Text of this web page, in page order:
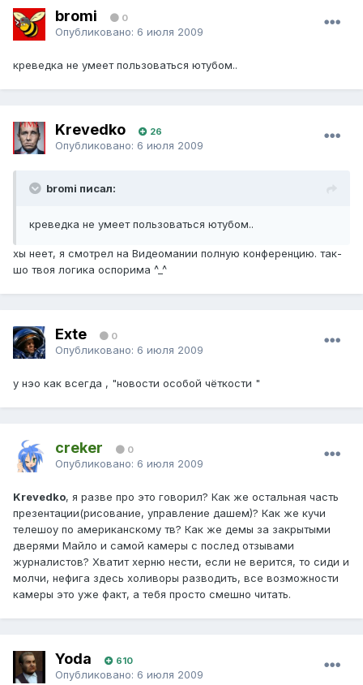
bromi 0
Опубликовано: 6 июля 2009
креведка не умеет пользоваться ютубом..
Krevedko 26
Опубликовано: 6 июля 2009
bromi писал:
креведка не умеет пользоваться ютубом..
хы неет, я смотрел на Видеомании полную конференцию. так-
шо твоя логика оспорима ^_^
Exte 0
Опубликовано: 6 июля 2009
у нэо как всегда , "новости особой чёткости "
creker 0
Опубликовано: 6 июля 2009
Krevedko, я разве про это говорил? Как же остальная часть
презентации(рисование, управление дашем)? Как же кучи
телешоу по американскому тв? Как же демы за закрытыми
дверями Майло и самой камеры с послед отзывами
журналистов? Хватит херню нести, если не верится, то сиди и
молчи, нефига здесь холиворы разводить, все возможности
камеры это уже факт, а тебя просто смешно читать.
Yoda 610
Опубликовано: 6 июля 2009